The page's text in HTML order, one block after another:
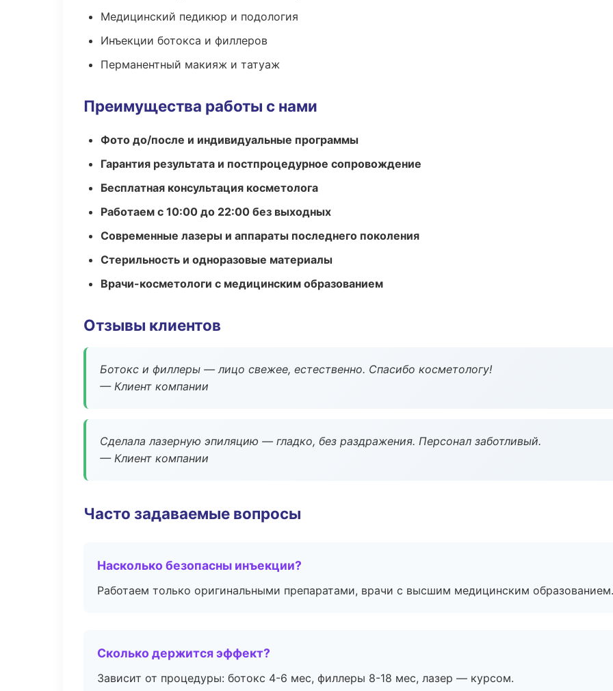
Медицинский педикюр и подология
Инъекции ботокса и филлеров
Перманентный макияж и татуаж
Преимущества работы с нами
Фото до/после и индивидуальные программы
Гарантия результата и постпроцедурное сопровождение
Бесплатная консультация косметолога
Работаем с 10:00 до 22:00 без выходных
Современные лазеры и аппараты последнего поколения
Стерильность и одноразовые материалы
Врачи-косметологи с медицинским образованием
Отзывы клиентов
Ботокс и филлеры — лицо свежее, естественно. Спасибо косметологу!
— Клиент компании
Сделала лазерную эпиляцию — гладко, без раздражения. Персонал заботливый.
— Клиент компании
Часто задаваемые вопросы
Насколько безопасны инъекции?
Работаем только оригинальными препаратами, врачи с высшим медицинским образованием.
Сколько держится эффект?
Зависит от процедуры: ботокс 4-6 мес, филлеры 8-18 мес, лазер — курсом.